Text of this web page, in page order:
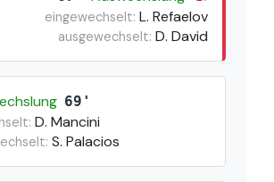
eingewechselt: L. Refaelov
ausgewechselt: D. David
69'
D. Mancini
S. Palacios